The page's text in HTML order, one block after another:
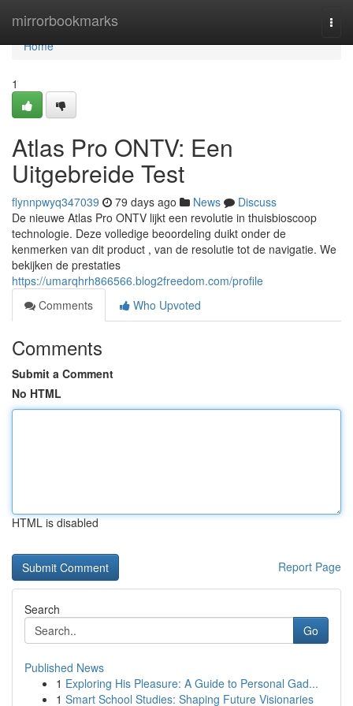
mirrorbookmarks
Home
Home
1
Atlas Pro ONTV: Een
Uitgebreide Test
flynnpwyq347039 79 days ago News
Discuss
De nieuwe Atlas Pro ONTV lijkt een revolutie in thuisbioscoop
technologie. Deze volledige beoordeling duikt onder de
kenmerken van dit product , van de resolutie tot de navigatie. We
bekijken de prestaties
https://umarqhrh866566.blog2freedom.com/profile
Comments
Who Upvoted
Comments
Submit a Comment
No HTML
HTML is disabled
Report Page
Search
Go
Published News
1 Exploring His Pleasure: A Guide to Personal Gad...
1 Smart School Studies: Shaping Future Visionaries